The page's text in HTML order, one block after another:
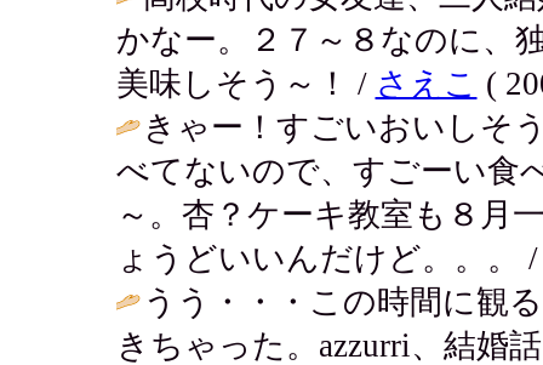
かなー。２７～８なのに、
美味しそう～！ / さえこ (
きゃー！すごいおいしそ
べてないので、すごーい食
～。杏？ケーキ教室も８月
ょうどいいんだけど。。。
うう・・・この時間に観
きちゃった。azzurri、結婚